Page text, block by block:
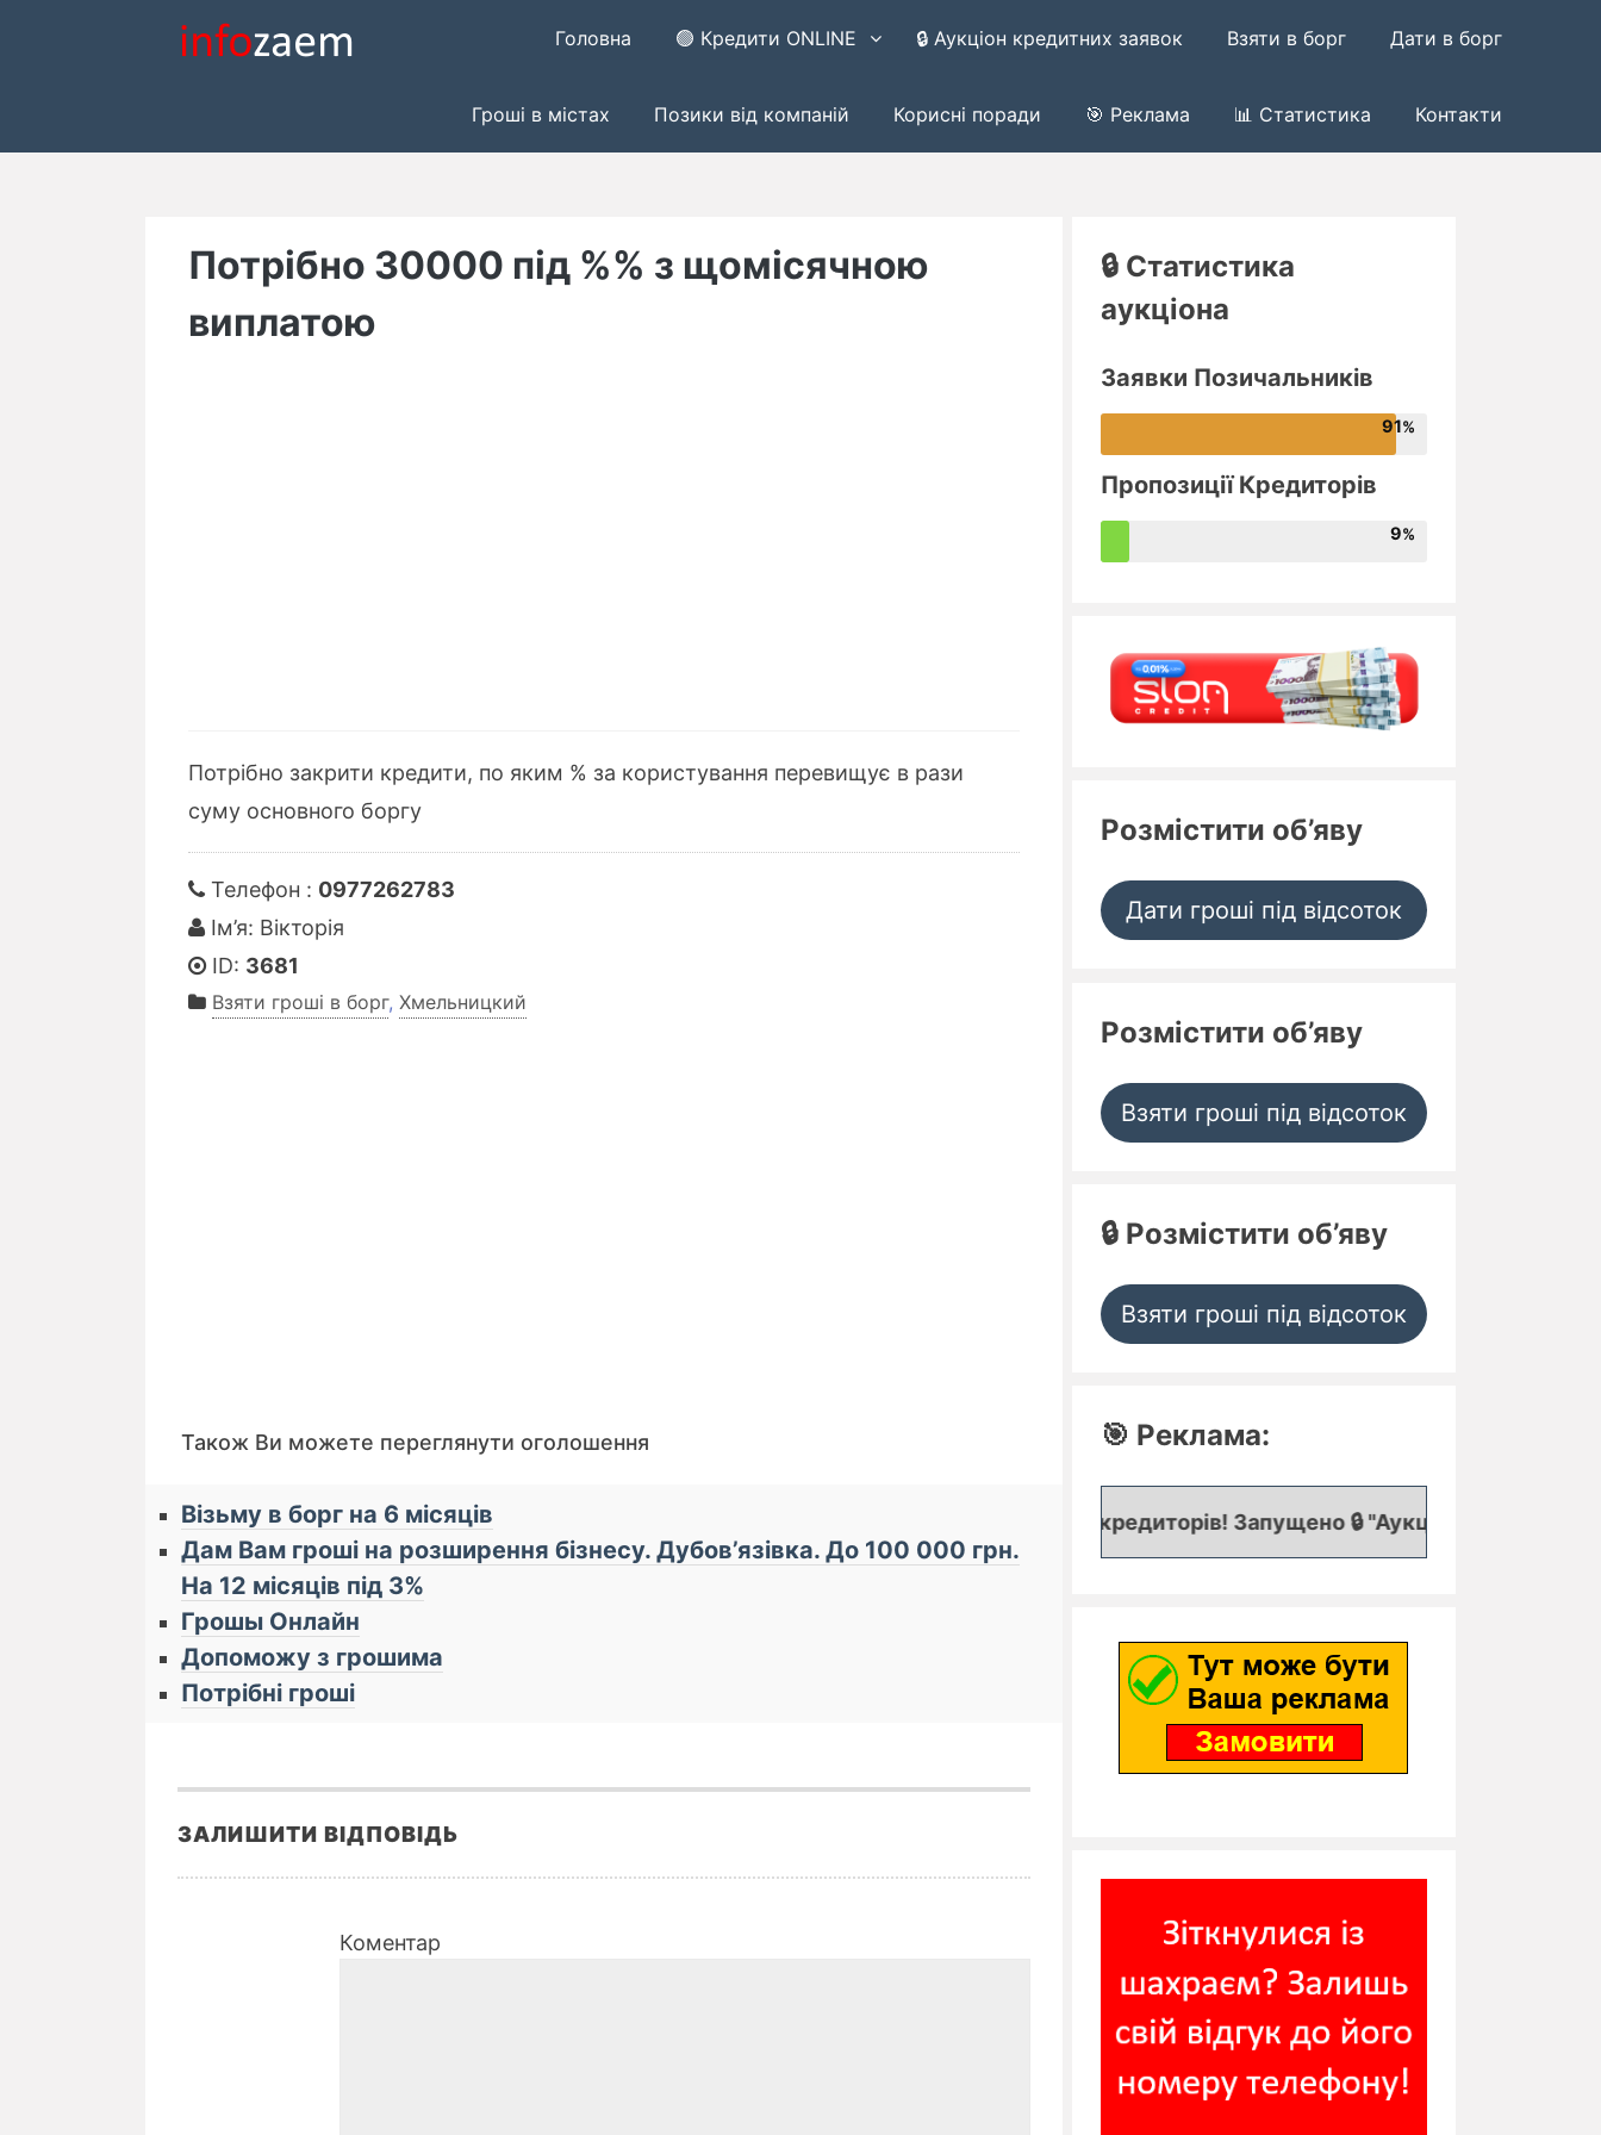
Головна 🟢 Кредити ONLINE 🔒 Аукціон кредитних заявок Взяти в борг Дати в борг
Гроші в містах Позики від компаній Корисні поради 🎯 Реклама 📊 Статистика Контакти
Потрібно 30000 під %% з щомісячною
виплатою
Потрібно закрити кредити, по яким % за користування перевищує в рази
суму основного боргу
Телефон : 0977262783
Ім’я: Вікторія
ID: 3681
Взяти гроші в борг, Хмельницкий
Також Ви можете переглянути оголошення
Візьму в борг на 6 місяців
Дам Вам гроші на розширення бізнесу. Дубов’язівка. До 100 000 грн.
На 12 місяців під 3%
Грошы Онлайн
Допоможу з грошима
Потрібні гроші
ЗАЛИШИТИ ВІДПОВІДЬ
Коментар
🔒 Статистика
аукціона
Заявки Позичальників
91
Пропозиції Кредиторів
9
Розмістити об’яву
Дати гроші під відсоток
Розмістити об’яву
Взяти гроші під відсоток
🔒 Розмістити об’яву
Взяти гроші під відсоток
🎯 Реклама:
📌 До уваги кредиторів! Запущено 🔒 "Аукціон кредитних заявок", де